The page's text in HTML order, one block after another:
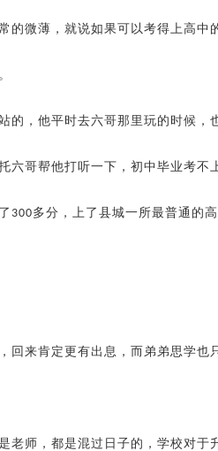
微薄，就说如果可以考得上高中
，他平时去六哥那里玩的时候，
哥帮他打听一下，初中毕业考不
300多分，上了县城一所最普通的高
来肯定更有出息，而弟弟思学也
师，都是混过日子的，学校对于